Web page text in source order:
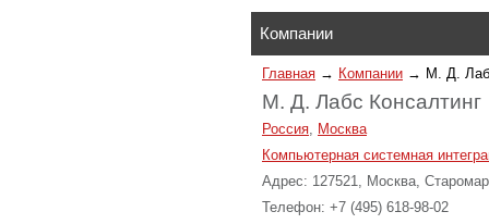
Компании
Главная → Компании → М. Д.
М. Д. Лабс Консалтинг
Россия, Москва
Компьютерная системная
Адрес: 127521, Москва,
Телефон: +7 (495) 618-98-02